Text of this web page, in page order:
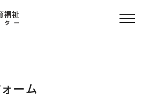
料
ーム